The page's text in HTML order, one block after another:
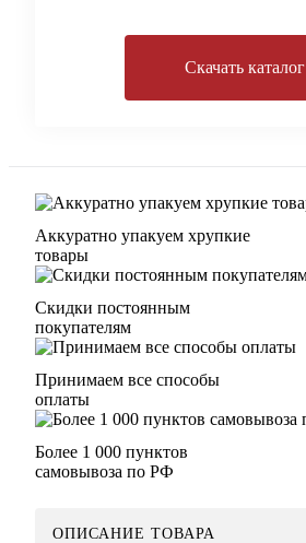
Скачать каталог
Аккуратно упакуем хрупкие
товары
Скидки постоянным
покупателям
Принимаем все способы
оплаты
Более 1 000 пунктов
самовывоза по РФ
ОПИСАНИЕ ТОВАРА